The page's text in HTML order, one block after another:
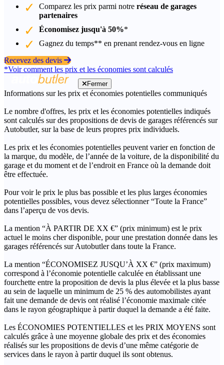
Comparez les prix parmi notre réseau de garages
partenaires
Économisez jusqu'à 50%*
Gagnez du temps** en prenant rendez-vous en ligne
Recevez des devis
*Voir comment les prix et les économies sont calculés
Fermer
Informations sur les prix et économies potentielles communiqués
Le nombre d'offres, les prix et les économies potentielles indiqués
sont calculés sur des propositions de devis de garages référencés sur
Autobutler, sur la base de leurs propres prix individuels.
Les prix et les économies potentielles peuvent varier en fonction de
la marque, du modèle, de l’année de la voiture, de la disponibilité du
garage et du moment et de l’endroit en France où la demande doit
être effectuée.
Pour voir le prix le plus bas possible et les plus larges économies
potentielles possibles, vous devez sélectionner “Toute la France”
dans l’aperçu de vos devis.
La mention “À PARTIR DE XX €” (prix minimum) est le prix
actuel le moins cher disponible, pour une prestation donnée dans les
garages référencés sur Autobutler dans toute la France.
La mention “ÉCONOMISEZ JUSQU’À XX €” (prix maximum)
correspond à l’économie potentielle calculée en établissant une
fourchette entre la proposition de devis la plus élevée et la plus basse
au sein de laquelle un minimum de 25 % des automobilistes ayant
fait une demande de devis ont réalisé l’économie maximale citée
dans le rayon géographique à partir duquel la demande a été faite.
Les ÉCONOMIES POTENTIELLES et les PRIX MOYENS sont
calculés grâce à une moyenne globale des prix et des économies
réalisés sur les propositions de devis d’une même catégorie de
services dans le rayon à partir duquel ils sont obtenus.